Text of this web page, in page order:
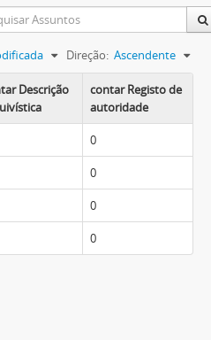
Direção: Ascendente
Descrição
contar Registo de
autoridade
0
0
0
0